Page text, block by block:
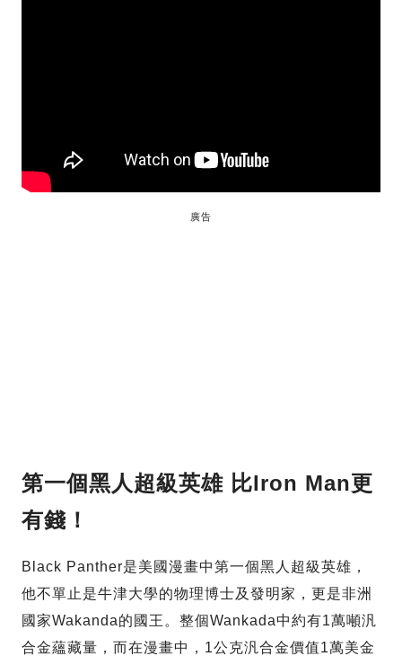
廣告
第一個黑人超級英雄 比Iron Man更
有錢！
Black Panther是美國漫畫中第一個黑人超級英雄，
他不單止是牛津大學的物理博士及發明家，更是非洲
國家Wakanda的國王。整個Wankada中約有1萬噸汎
合金蘊藏量，而在漫畫中，1公克汎合金價值1萬美金